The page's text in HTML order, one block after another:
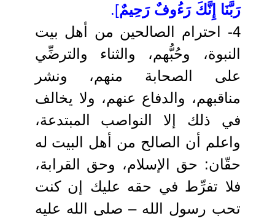
رَبَّنَا إِنَّكَ رَءُوفٌ رَحِيمٌ].
4- احترام الصالحين من أهل بيت
النبوة، وحُبُّهم، والثناء والترضِّي
على الصحابة منهم، ونشر
مناقبهم، والدفاع عنهم، ولا يخالف
في ذلك إلا النواصب المبتدعة،
واعلم أن الصالح من أهل البيت له
حقّان: حق الإسلام، وحق القرابة،
فلا تفرِّط في حقه عليك إن كنت
تحب رسول الله – صلى الله عليه